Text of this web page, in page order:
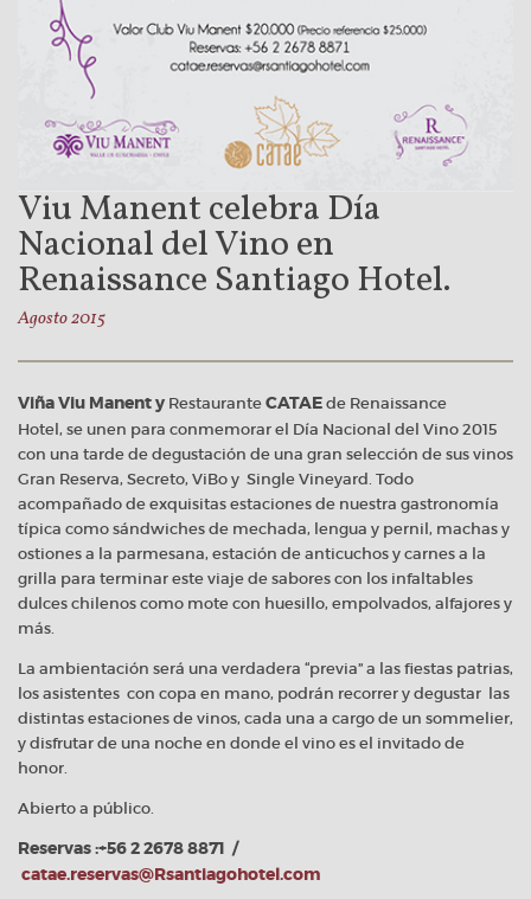
Viu Manent celebra Día
Nacional del Vino en
Renaissance Santiago Hotel.
Agosto 2015
Viña Viu Manent y RestauranteCATAEde Renaissance
Hotel, se unen para conmemorar el Día Nacional del Vino 2015
con una tarde de degustación de una gran selección de sus vinos
Gran Reserva, Secreto, ViBo y Single Vineyard. Todo
acompañado de exquisitas estaciones de nuestra gastronomía
típica como sándwiches de mechada, lengua y pernil, machas y
ostiones a la parmesana, estación de anticuchos y carnes a la
grilla para terminar este viaje de sabores con los infaltables
dulces chilenos como mote con huesillo, empolvados, alfajores y
más.
La ambientación será una verdadera “previa” a las fiestas patrias,
los asistentes con copa en mano, podrán recorrer y degustar las
distintas estaciones de vinos, cada una a cargo de un sommelier,
y disfrutar de una noche en donde el vino es el invitado de
honor.
Abierto a público.
Reservas :+56 2 2678 8871 /
catae.reservas@Rsantiagohotel.com